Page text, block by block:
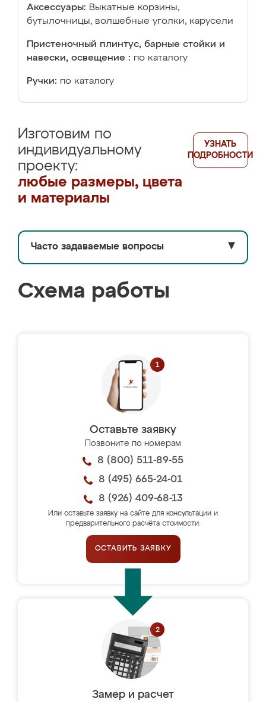
Аксессуары: Выкатные корзины,
бутылочницы, волшебные уголки, карусели
Пристеночный плинтус, барные стойки и
навески, освещение : по каталогу
Ручки: по каталогу
Изготовим по
индивидуальному
проекту:
любые размеры, цвета
и материалы
УЗНАТЬ
ПОДРОБНОСТИ
Часто задаваемые вопросы ▼
Схема работы
Оставьте заявку
Позвоните по номерам
8 (800) 511-89-55
8 (495) 665-24-01
8 (926) 409-68-13
Или оставьте заявку на сайте для консультации и
предварительного расчёта стоимости.
ОСТАВИТЬ ЗАЯВКУ
Замер и расчет